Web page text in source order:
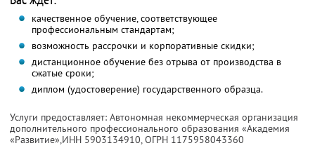
качественное обучение, соответствующее
профессиональным стандартам;
возможность рассрочки и корпоративные скидки;
дистанционное обучение без отрыва от производства в
сжатые сроки;
диплом (удостоверение) государственного образца.
Услуги предоставляет: Автономная некоммерческая организация
дополнительного профессионального образования «Академия
«Развитие»,ИНН 5903134910, ОГРН 1175958043360